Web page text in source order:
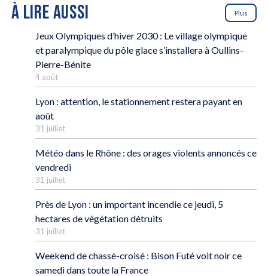
À LIRE AUSSI Plus
Jeux Olympiques d’hiver 2030 : Le village olympique
et paralympique du pôle glace s’installera à Oullins-
Pierre-Bénite
4 août
Lyon : attention, le stationnement restera payant en
août
31 juillet
Météo dans le Rhône : des orages violents annoncés ce
vendredi
31 juillet
Près de Lyon : un important incendie ce jeudi, 5
hectares de végétation détruits
31 juillet
Weekend de chassé-croisé : Bison Futé voit noir ce
samedi dans toute la France